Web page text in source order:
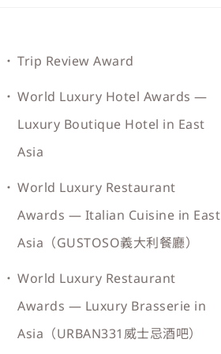
Trip Review Award
World Luxury Hotel Awards —
Luxury Boutique Hotel in East
Asia
World Luxury Restaurant
Awards — Italian Cuisine in East
Asia（GUSTOSO義大利餐廳）
World Luxury Restaurant
Awards — Luxury Brasserie in
Asia（URBAN331威士忌酒吧）